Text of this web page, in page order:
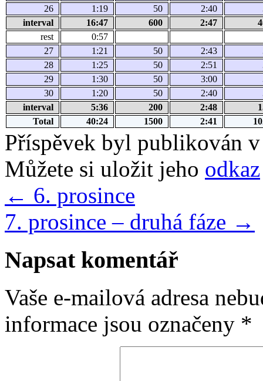
26
1:19 50 2:40
interval
16:47 600 2:47
rest
0:57
27
1:21 50 2:43
28
1:25 50 2:51
29
1:30 50 3:00
30
1:20 50 2:40
interval
5:36 200 2:48
Total
40:24 1500 2:41
Příspěvek byl publikován
Můžete si uložit jeho odkaz
← 6. prosince
7. prosince – druhá fáze →
Napsat komentář
Vaše e-mailová adresa
informace jsou označeny *